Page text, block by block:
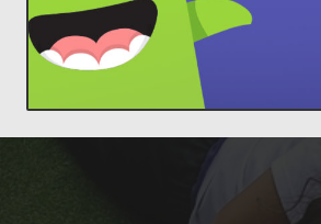
ClassDojo